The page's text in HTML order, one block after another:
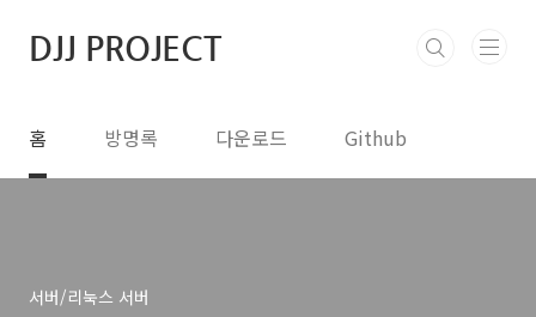
DJJ PROJECT
홈 방명록 다운로드 Github
서버/리눅스 서버